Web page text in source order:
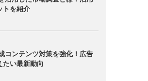
トを紹介
コンテンツ対策を強化！広告
たい最新動向